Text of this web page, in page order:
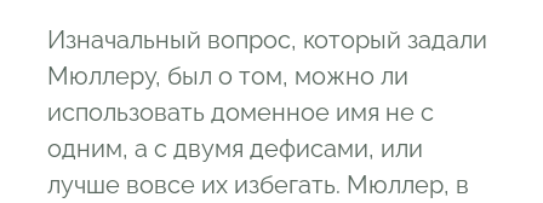
Изначальный вопрос, который задали
Мюллеру, был о том, можно ли
использовать доменное имя не с
одним, а с двумя дефисами, или
лучше вовсе их избегать. Мюллер, в